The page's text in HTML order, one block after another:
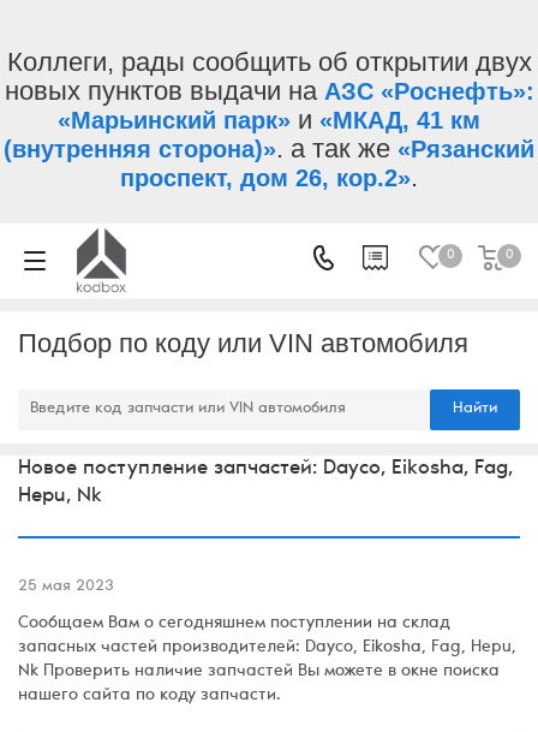
Коллеги, рады сообщить об открытии двух
новых пунктов выдачи на АЗС «Роснефть»:
«Марьинский парк» и «МКАД, 41 км
(внутренняя сторона)». а так же «Рязанский
проспект, дом 26, кор.2».
0 0
Подбор по коду или VIN автомобиля
Найти
Новое поступление запчастей: Dayco, Eikosha, Fag,
Hepu, Nk
25 мая 2023
Сообщаем Вам о сегодняшнем поступлении на склад
запасных частей производителей: Dayco, Eikosha, Fag, Hepu,
Nk Проверить наличие запчастей Вы можете в окне поиска
нашего сайта по коду запчасти.